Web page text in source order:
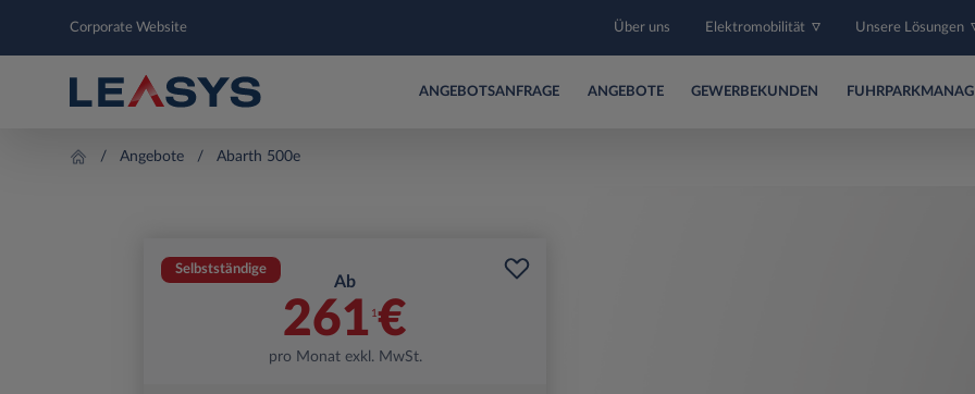
Corporate Website Über uns Elektromobilität Unsere Lösungen
ANGEBOTSANFRAGE ANGEBOTE GEWERBEKUNDEN
Angebote Abarth 500e
Selbstständige
Ab
261 1 €
pro Monat exkl. MwSt.